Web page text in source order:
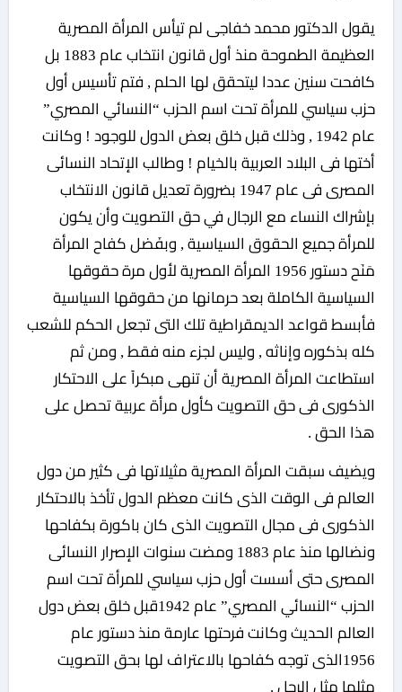
يقول الدكتور محمد خفاجى لم تيأس المرأة المصرية
العظيمة الطموحة منذ أول قانون انتخاب عام 1883 بل
كافحت سنين عددا ليتحقق لها الحلم , فتم تأسيس أول
حزب سياسي للمرأة تحت اسم الحزب “النسائي المصري”
عام 1942 , وذلك قبل خلق بعض الدول للوجود ! وكانت
أختها فى البلاد العربية بالخيام ! وطالب الإتحاد النسائى
المصرى فى عام 1947 بضرورة تعديل قانون الانتخاب
بإشراك النساء مع الرجال في حق التصويت وأن يكون
للمرأة جميع الحقوق السياسية , وبفَضل كفاح المرأة
مَنَح دستور 1956 المرأة المصرية لأول مرة حقوقها
السياسية الكاملة بعد حرمانها من حقوقها السياسية
فأبسط قواعد الديمقراطية تلك التى تجعل الحكم للشعب
كله بذكوره وإناثه , وليس لجزء منه فقط , ومن ثم
استطاعت المرأة المصرية أن تنهى مبكراً على الاحتكار
الذكورى فى حق التصويت كأول مرأة عربية تحصل على
هذا الحق .
ويضيف سبقت المرأة المصرية مثيلاتها فى كثير من دول
العالم فى الوقت الذى كانت معظم الدول تأخذ بالاحتكار
الذكورى فى مجال التصويت الذى كان باكورة بكفاحها
ونضالها منذ عام 1883 ومضت سنوات الإصرار النسائى
المصرى حتى أسست أول حزب سياسي للمرأة تحت اسم
الحزب “النسائي المصري” عام 1942قبل خلق بعض دول
العالم الحديث وكانت فرحتها عارمة منذ دستور عام
1956الذى توجه كفاحها بالاعتراف لها بحق التصويت
مثلها مثل الرجل .